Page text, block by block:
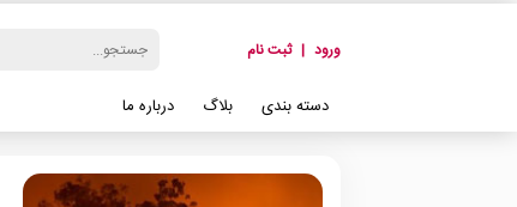
ورود | ثبت نام
دسته بندی بلاگ درباره ما